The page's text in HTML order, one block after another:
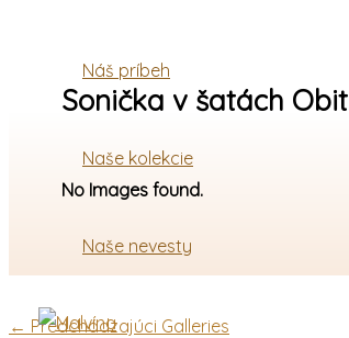
Náš príbeh
Naše kolekcie
Naše nevesty
Sonička v šatách Obit
No Images found.
← Predchádzajúci Galleries